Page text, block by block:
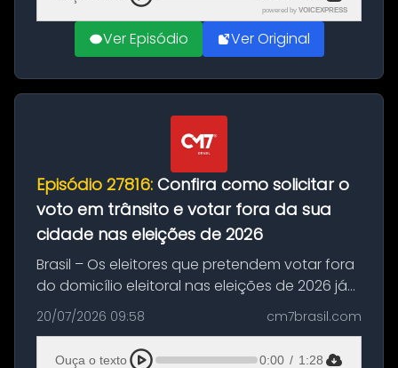
powered by VOICEXPRESS
Ver Episódio Ver Original
Episódio 27816: Confira como solicitar o
voto em trânsito e votar fora da sua
cidade nas eleições de 2026
Brasil – Os eleitores que pretendem votar fora
do domicílio eleitoral nas eleições de 2026 já
podem solicitar o voto em trânsito a partir
desta segunda-feira (20). O pedido pode ser
feito até 20 de ag...
20/07/2026 09:58 cm7brasil.com
Ouça o texto 0:00 / 1:28